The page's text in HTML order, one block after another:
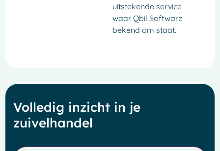
uitstekende service
waar Qbil Software
bekend om staat.
Volledig inzicht in je
zuivelhandel